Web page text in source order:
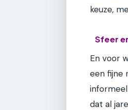
keuze,
Sfeer
En voor
een fijne
dat al